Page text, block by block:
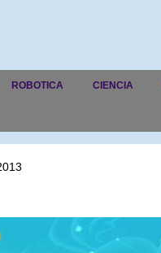
ROBOTICA CIENCIA